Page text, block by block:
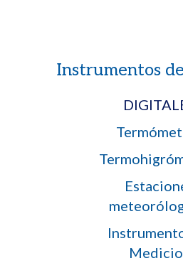
Instrumentos